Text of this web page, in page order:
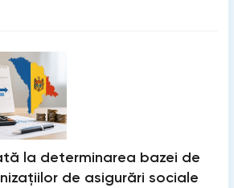
la determinarea bazei de
de asigurări sociale